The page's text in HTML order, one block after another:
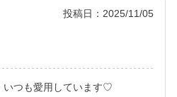
投稿日：2025/11/05
いつも愛用しています♡